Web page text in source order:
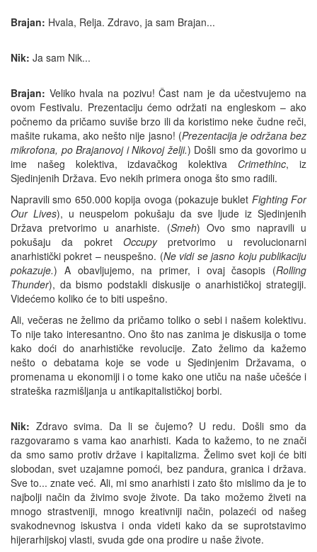
Brajan: Hvala, Relja. Zdravo, ja sam Brajan...
Nik: Ja sam Nik...
Brajan: Veliko hvala na pozivu! Čast nam je da učestvujemo na
ovom Festivalu. Prezentaciju ćemo održati na engleskom – ako
počnemo da pričamo suviše brzo ili da koristimo neke čudne reči,
mašite rukama, ako nešto nije jasno! (Prezentacija je održana bez
mikrofona, po Brajanovoj i Nikovoj želji.) Došli smo da govorimo u
ime našeg kolektiva, izdavačkog kolektiva Crimethinc, iz
Sjedinjenih Država. Evo nekih primera onoga što smo radili.
Napravili smo 650.000 kopija ovoga (pokazuje buklet Fighting For
Our Lives), u neuspelom pokušaju da sve ljude iz Sjedinjenih
Država pretvorimo u anarhiste. (Smeh) Ovo smo napravili u
pokušaju da pokret Occupypretvorimo u revolucionarni
anarhistički pokret – neuspešno. (Ne vidi se jasno koju publikaciju
pokazuje.) A obavljujemo, na primer, i ovaj časopis (Rolling
Thunder), da bismo podstakli diskusije o anarhističkoj strategiji.
Videćemo koliko će to biti uspešno.
Ali, večeras ne želimo da pričamo toliko o sebi i našem kolektivu.
To nije tako interesantno. Ono što nas zanima je diskusija o tome
kako doći do anarhističke revolucije. Zato želimo da kažemo
nešto o debatama koje se vode u Sjedinjenim Državama, o
promenama u ekonomiji i o tome kako one utiču na naše učešće i
strateška razmišljanja u antikapitalističkoj borbi.
Nik: Zdravo svima. Da li se čujemo? U redu. Došli smo da
razgovaramo s vama kao anarhisti. Kada to kažemo, to ne znači
da smo samo protiv države i kapitalizma. Želimo svet koji će biti
slobodan, svet uzajamne pomoći, bez pandura, granica i država.
Sve to... znate već. Ali, mi smo anarhisti i zato što mislimo da je to
najbolji način da živimo svoje živote. Da tako možemo živeti na
mnogo strastveniji, mnogo kreativniji način, polazeći od našeg
svakodnevnog iskustva i onda videti kako da se suprotstavimo
hijerarhijskoj vlasti, svuda gde ona prodire u naše živote.